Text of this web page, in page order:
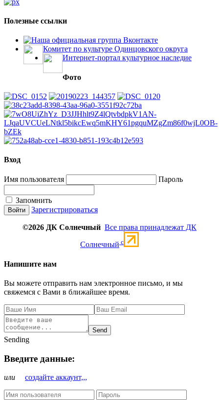
Полезные ссылки
Наша официальная группа Вконтакте
Комитет по культуре Одинцовского округа
Интернет-портал культурное наследие
Фото
Вход
Имя пользователя Пароль
Запомнить
Зарегистрироваться
©2026 ДК Солнечный Все права принадлежат ДК
Солнечный c
Напишите нам
Вы можете отправить нам электронное письмо, и мы
свяжемся с Вами в ближайшее время.
Send
Sending
Введите данные:
или создайте аккаунт,,,